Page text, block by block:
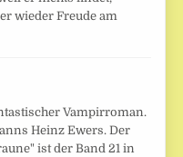
wieder Freude am
Vampirroman.
Heinz Ewers. Der
ist der Band 21 in